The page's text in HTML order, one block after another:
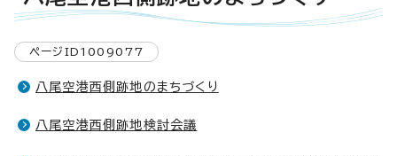
ページID1009077
八尾空港西側跡地のまちづくり
八尾空港西側跡地検討会議